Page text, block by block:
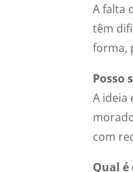
A falta
têm
forma,
Posso
A ideia
com
Qual é